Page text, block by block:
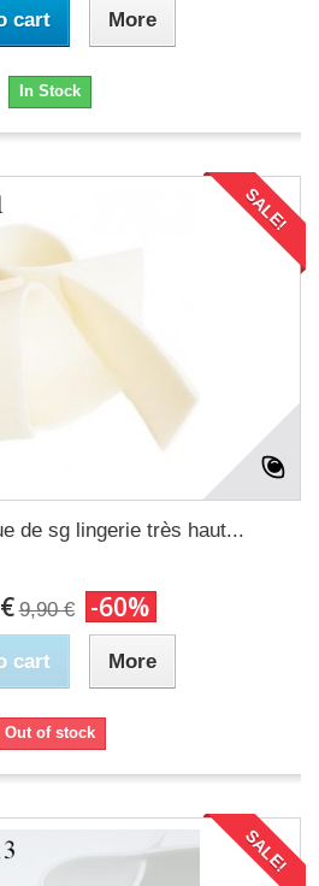
cart More
In Stock
SALE!
de sg lingerie très haut...
9,90 € -60%
cart More
Out of stock
SALE!